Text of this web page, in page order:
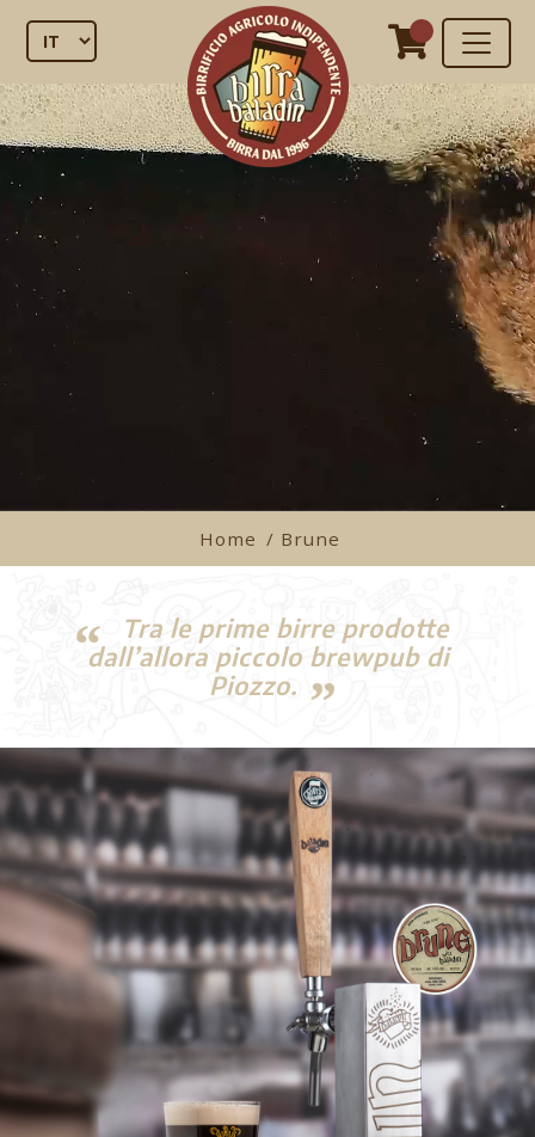
Home / Brune
Tra le prime birre prodotte
dall’allora piccolo brewpub di
Piozzo.